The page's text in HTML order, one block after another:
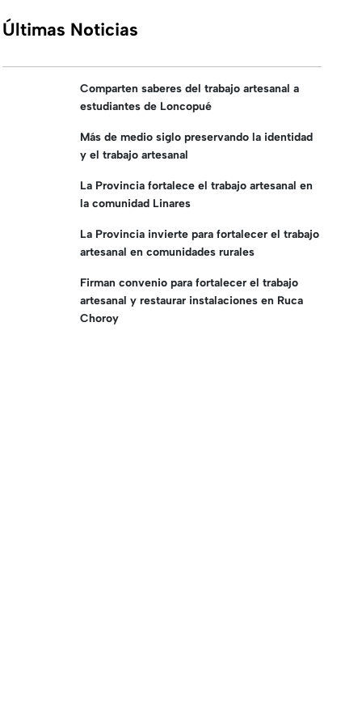
Últimas Noticias
Comparten saberes del trabajo artesanal a
estudiantes de Loncopué
Más de medio siglo preservando la identidad
y el trabajo artesanal
La Provincia fortalece el trabajo artesanal en
la comunidad Linares
La Provincia invierte para fortalecer el trabajo
artesanal en comunidades rurales
Firman convenio para fortalecer el trabajo
artesanal y restaurar instalaciones en Ruca
Choroy